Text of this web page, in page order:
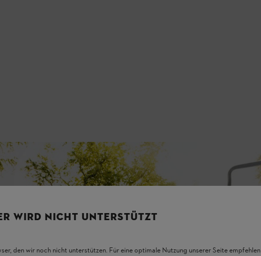
WIRD NICHT UNTERSTÜTZT
den wir noch nicht unterstützen. Für eine optimale Nutzung unserer Seite empfehlen